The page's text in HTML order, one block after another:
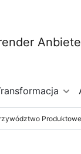
Produktowe